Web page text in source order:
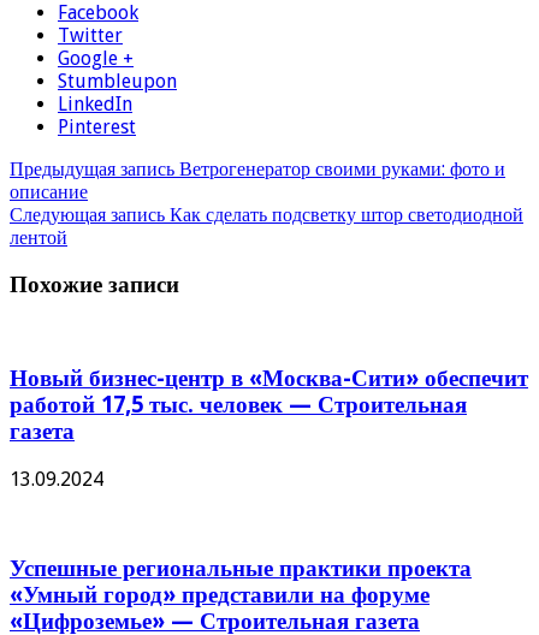
Facebook
Twitter
Google +
Stumbleupon
LinkedIn
Pinterest
Предыдущая запись Ветрогенератор своими руками: фото и
описание
Следующая запись Как сделать подсветку штор светодиодной
лентой
Похожие записи
Новый бизнес-центр в «Москва-Сити» обеспечит
работой 17,5 тыс. человек — Строительная
газета
13.09.2024
Успешные региональные практики проекта
«Умный город» представили на форуме
«Цифроземье» — Строительная газета